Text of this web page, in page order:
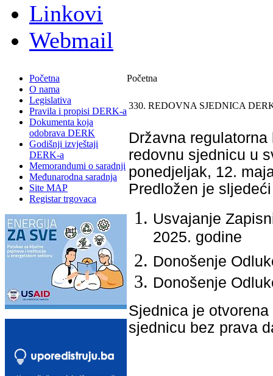
Linkovi
Webmail
Početna
O nama
Legislativa
Pravila i propisi DERK-a
Dokumenta koja
odobrava DERK
Godišnji izvještaji
DERK-a
Memorandumi o saradnji
Međunarodna saradnja
Site MAP
Registar trgovaca
Početna
330. REDOVNA SJEDNICA
Državna
redovnu sjednicu u
ponedjeljak, 12.
Predložen je
Usvajanje
2025. godine
Donošenje
Donošenje
Sjednica je
sjednicu bez prava